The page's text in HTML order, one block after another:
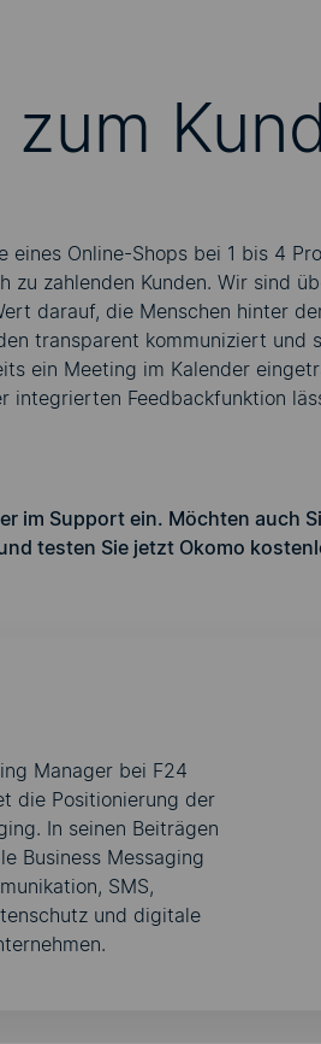
Online-Shops bei 1 bis 4
zahlenden Kunden. Wir sind
darauf, die Menschen hinter
transparent kommuniziert und
ein Meeting im Kalender
Feedbackfunktion
im Support ein. Möchten auch
testen Sie jetzt Okomo
Manager bei F24
die Positionierung der
In seinen Beiträgen
Business Messaging
SMS,
und digitale